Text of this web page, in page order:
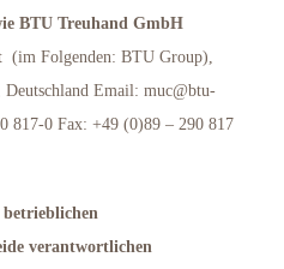
BTU Treuhand GmbH
(im Folgenden: BTU Group),
Deutschland Email: muc@btu-
817-0 Fax: +49 (0)89 – 290 817
verantwortlichen